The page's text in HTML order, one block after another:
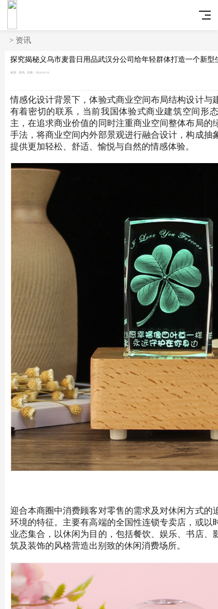
> 资讯
探究揭秘义乌市麦昔日用品武汉分公司给年轻群体打造一个新型
来源：资讯 日期：2024-10-19
情感化设计背景下，体验式商业空间布局结构设计与
有着密切的联系，当前我国体验式商业建筑空间形
主，在追求商业价值的同时注重商业空间整体布局的
手法，将商业空间内外部景观进行融合设计，构成抽
提供更加轻松、舒适、愉悦与自然的情感体验。
迎合本商圈中消费顾客对零售的需求及对休闲方式的
环境的特征。主要有高端的全国性连锁专卖店，或以
业态集合，以休闲为目的，包括餐饮、娱乐、书店、
筑及装饰的风格营造出别致的休闲消费场所。